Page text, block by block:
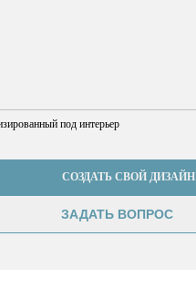
под интерьер
СОЗДАТЬ СВОЙ ДИЗАЙН
ЗАДАТЬ ВОПРОС